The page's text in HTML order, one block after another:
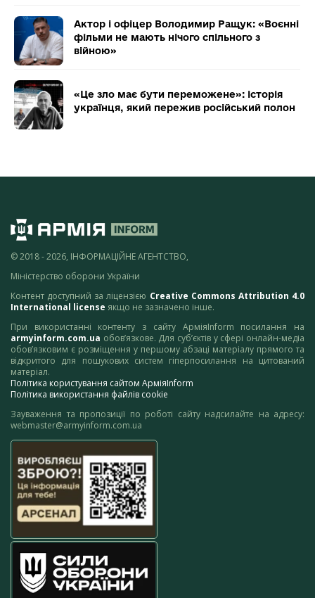
Актор і офіцер Володимир Ращук: «Воєнні
фільми не мають нічого спільного з
війною»
«Це зло має бути переможене»: історія
українця, який пережив російський полон
© 2018 - 2026, ІНФОРМАЦІЙНЕ АГЕНТСТВО,
Міністерство оборони України
Контент доступний за ліцензією Creative Commons Attribution 4.0
International license якщо не зазначено інше.
При використанні контенту з сайту АрміяInform посилання на
armyinform.com.ua обов’язкове. Для суб’єктів у сфері онлайн-медіа
обов’язковим є розміщення у першому абзаці матеріалу прямого та
відкритого для пошукових систем гіперпосилання на цитований
матеріал.
Політика користування сайтом АрміяInform
Політика використання файлів cookie
Зауваження та пропозиції по роботі сайту надсилайте на адресу:
webmaster@armyinform.com.ua